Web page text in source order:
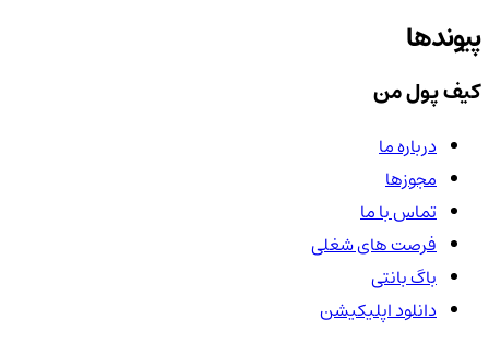
پیوندها
کیف پول من
درباره ما
مجوزها
تماس با ما
فرصت های شغلی
باگ بانتی
دانلود اپلیکیشن